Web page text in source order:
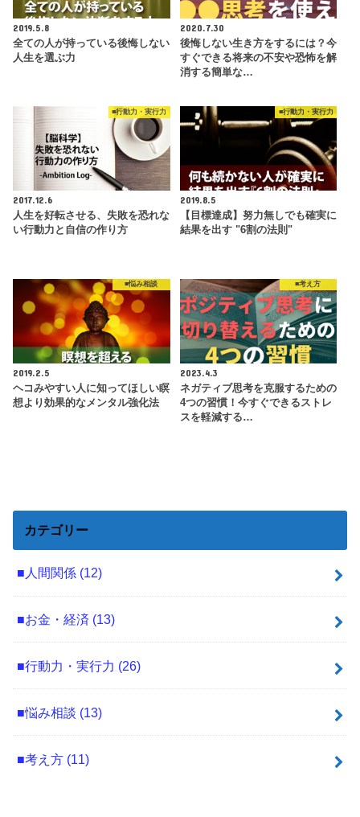
2019.5.8
全ての人が持っている後悔しない
人生を選ぶ力
2020.7.30
後悔しない生き方をするには？今
すぐできる将来の不安や恐怖を解
消する簡単な…
■行動力・実行力
2017.12.6
人生を好転させる、失敗を恐れな
い行動力と自信の作り方
■行動力・実行力
2019.8.5
【目標達成】努力無しでも確実に
結果を出す "6割の法則"
■悩み相談
2019.2.5
ヘコみやすい人に知ってほしい瞑
想より効果的なメンタル強化法
■考え方
2023.4.3
ネガティブ思考を克服するための
4つの習慣！今すぐできるストレ
スを軽減する…
カテゴリー
■人間関係 (12)
■お金・経済 (13)
■行動力・実行力 (26)
■悩み相談 (13)
■考え方 (11)